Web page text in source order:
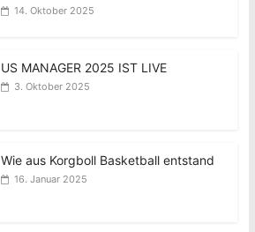
14. Oktober 2025
US MANAGER 2025 IST LIVE
3. Oktober 2025
Wie aus Korgboll Basketball entstand
16. Januar 2025